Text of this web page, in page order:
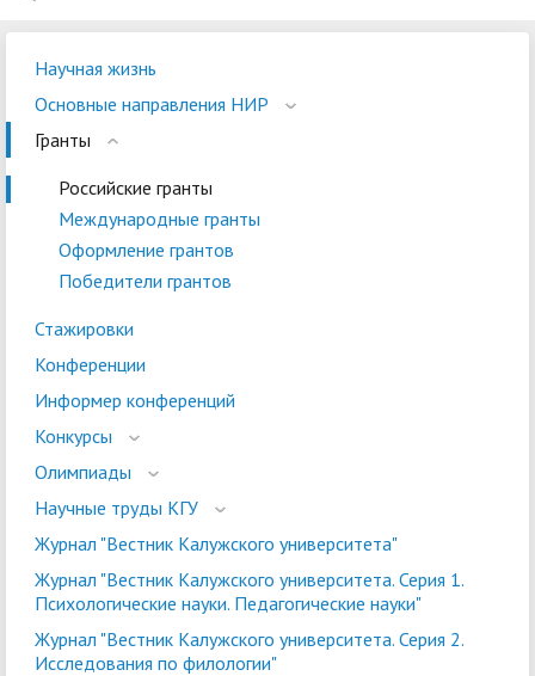
Научная жизнь
Основные направления НИР
Гранты
Российские гранты
Международные гранты
Оформление грантов
Победители грантов
Стажировки
Конференции
Информер конференций
Конкурсы
Олимпиады
Научные труды КГУ
Журнал "Вестник Калужского университета"
Журнал "Вестник Калужского университета. Серия 1.
Психологические науки. Педагогические науки"
Журнал "Вестник Калужского университета. Серия 2.
Исследования по филологии"